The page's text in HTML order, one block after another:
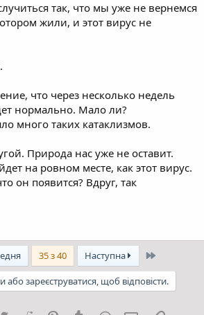
так, что мы уже не вернемся
жили, и этот вирус не
что через несколько недель
нормально. Мало ли?
много таких катаклизмов.
Природа нас уже не оставит.
на ровном месте, как этот вирус.
он появится? Вдруг, так
35 з 40 Наступна Останній
або зареєструватися, щоб відповісти.